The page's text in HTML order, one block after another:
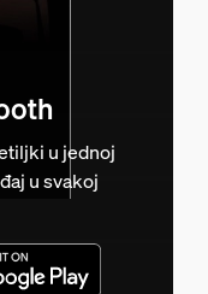
u jednoj
u svakoj